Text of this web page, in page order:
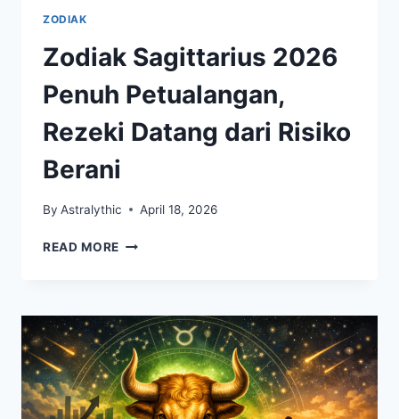
ZODIAK
Zodiak Sagittarius 2026
Penuh Petualangan,
Rezeki Datang dari Risiko
Berani
By Astralythic April 18, 2026
READ MORE ZODIAK
PETUALANGAN,
REZEKI
DATANG
DARI
RISIKO
BERANI